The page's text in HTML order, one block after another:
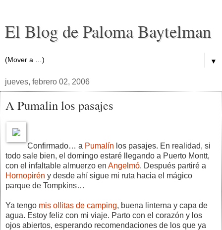
El Blog de Paloma Baytelman
▼
jueves, febrero 02, 2006
A Pumalin los pasajes
Confirmado… a Pumalín los pasajes. En realidad, si
todo sale bien, el domingo estaré llegando a Puerto Montt,
con el infaltable almuerzo en Angelmó. Después partiré a
Hornopirén y desde ahí sigue mi ruta hacia el mágico
parque de Tompkins…
Ya tengo mis ollitas de camping, buena linterna y capa de
agua. Estoy feliz con mi viaje. Parto con el corazón y los
ojos abiertos, esperando recomendaciones de los que ya